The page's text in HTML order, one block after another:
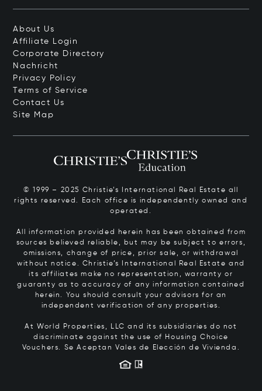
About Us
Affiliate Login
Corporate Directory
Nachricht
Privacy Policy
Terms of Service
Contact Us
Site Map
© 1999 – 2025 Christie’s International Real Estate all
rights reserved. Each office is independently owned and
operated.
All information provided herein has been obtained from
sources believed reliable, but may be subject to errors,
omissions, change of price, prior sale, or withdrawal
without notice. Christie’s International Real Estate and
its affiliates make no representation, warranty or
guaranty as to accuracy of any information contained
herein. You should consult your advisors for an
independent verification of any properties.
At World Properties, LLC and its subsidiaries do not
discriminate against the use of Housing Choice
Vouchers. Se Aceptan Vales de Elección de Vivienda.